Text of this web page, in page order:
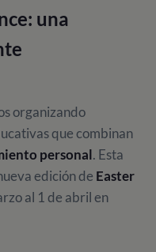
una
organizando
que combinan
personal. Esta
edición de Easter
al 1 de abril en